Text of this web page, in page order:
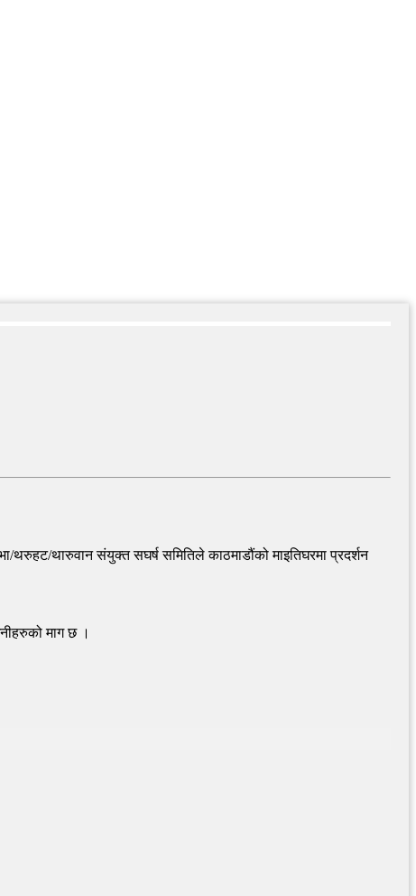
थरुहट/थारुवान संयुक्त सघर्ष समितिले काठमाडौंको माइतिघरमा प्रदर्शन
माग छ ।